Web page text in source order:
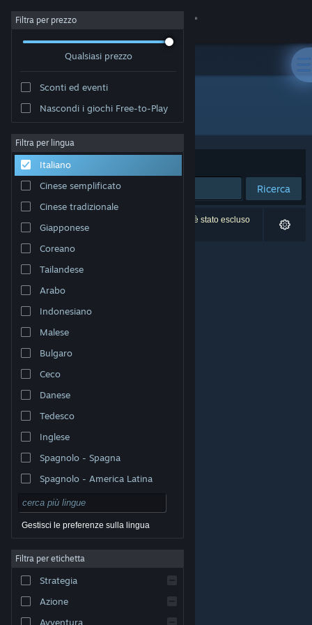
Accedi
Informazioni
Assistenza
Cambia la lingua
Ottieni l'app mobile di Steam
Visualizza il sito web per desktop
appartengono ai rispettivi proprietari negli Stati Uniti e
legali|
Steam| Rimborsi|
Filtra per prezzo
Qualsiasi prezzo
Sconti ed eventi
Nascondi i giochi Free-to-Play
Filtra per lingua
Italiano
Cinese semplificato
Cinese tradizionale
Giapponese
Coreano
Tailandese
Arabo
Indonesiano
Malese
Bulgaro
Ceco
Danese
Tedesco
Inglese
Spagnolo - Spagna
Spagnolo - America Latina
Gestisci le preferenze sulla lingua
Filtra per etichetta
Strategia
Azione
Avventura
Sviluppatore: Monstronauts Inc.
Ordina per Rilevanza
Ricerca
0 risultati corrispondono alla tua ricerca. 1 titolo è stato escluso
in base alle tue preferenze.